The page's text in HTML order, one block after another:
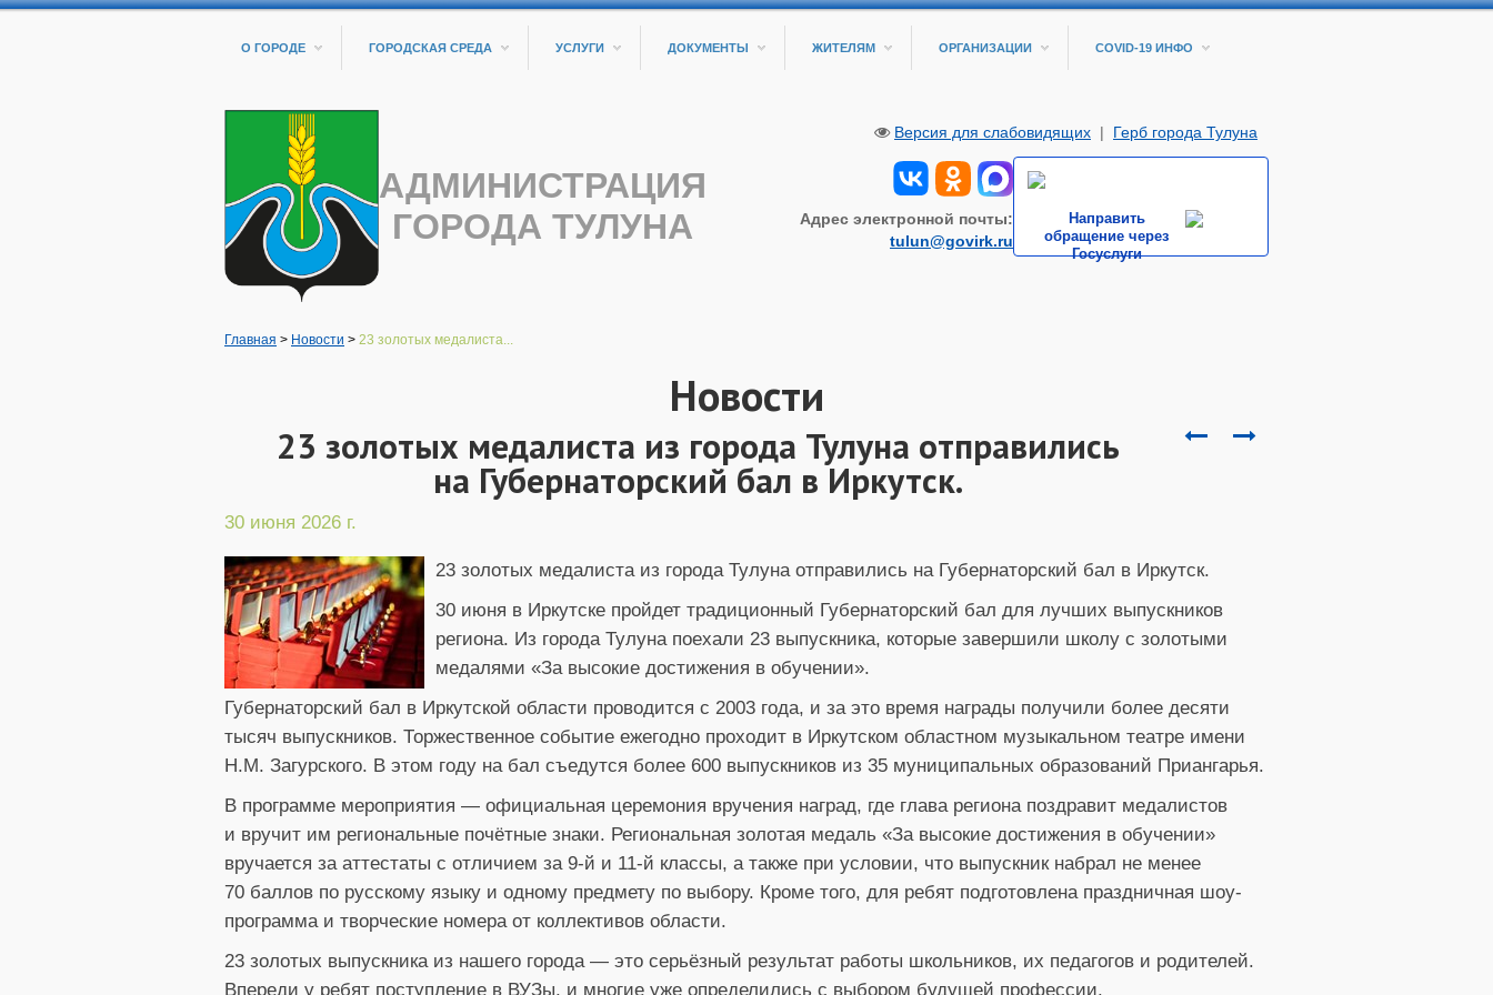
О ГОРОДЕ ГОРОДСКАЯ СРЕДА УСЛУГИ ДОКУМЕНТЫ ЖИТЕЛЯМ ОРГАНИЗАЦИИ COVID-19 ИНФО
АДМИНИСТРАЦИЯ
ГОРОДА ТУЛУНА
Адрес электронной почты:
tulun@govirk.ru
Направить
обращение через
Госуслуги
Версия для слабовидящих | Герб города Тулуна
Главная > Новости > 23 золотых медалиста...
Новости
23 золотых медалиста из города Тулуна отправились
на Губернаторский бал в Иркутск.
30 июня 2026 г.
23 золотых медалиста из города Тулуна отправились на Губернаторский бал в Иркутск.
30 июня в Иркутске пройдет традиционный Губернаторский бал для лучших выпускников
региона. Из города Тулуна поехали 23 выпускника, которые завершили школу с золотыми
медалями «За высокие достижения в обучении».
Губернаторский бал в Иркутской области проводится с 2003 года, и за это время награды получили более десяти
тысяч выпускников. Торжественное событие ежегодно проходит в Иркутском областном музыкальном театре имени
Н.М. Загурского. В этом году на бал съедутся более 600 выпускников из 35 муниципальных образований Приангарья.
В программе мероприятия — официальная церемония вручения наград, где глава региона поздравит медалистов
и вручит им региональные почётные знаки. Региональная золотая медаль «За высокие достижения в обучении»
вручается за аттестаты с отличием за 9-й и 11-й классы, а также при условии, что выпускник набрал не менее
70 баллов по русскому языку и одному предмету по выбору. Кроме того, для ребят подготовлена праздничная шоу-
программа и творческие номера от коллективов области.
23 золотых выпускника из нашего города — это серьёзный результат работы школьников, их педагогов и родителей.
Впереди у ребят поступление в ВУЗы, и многие уже определились с выбором будущей профессии.